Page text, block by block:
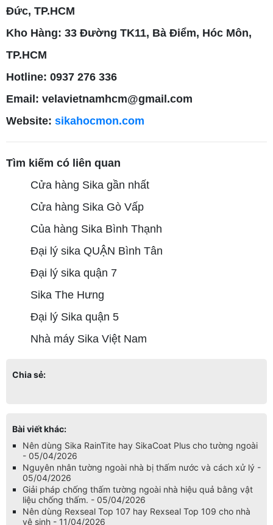
Đức, TP.HCM
Kho Hàng: 33 Đường TK11, Bà Điểm, Hóc Môn,
TP.HCM
Hotline: 0937 276 336
Email: velavietnamhcm@gmail.com
Website: sikahocmon.com
Tìm kiếm có liên quan
Cửa hàng Sika gần nhất
Cửa hàng Sika Gò Vấp
Của hàng Sika Bình Thạnh
Đại lý sika QUẬN Bình Tân
Đại lý sika quận 7
Sika The Hưng
Đại lý Sika quận 5
Nhà máy Sika Việt Nam
Chia sẻ:
Bài viết khác:
Nên dùng Sika RainTite hay SikaCoat Plus cho tường ngoài
- 05/04/2026
Nguyên nhân tường ngoài nhà bị thấm nước và cách xử lý -
05/04/2026
Giải pháp chống thấm tường ngoài nhà hiệu quả bằng vật
liệu chống thấm. - 05/04/2026
Nên dùng Rexseal Top 107 hay Rexseal Top 109 cho nhà
vệ sinh - 11/04/2026